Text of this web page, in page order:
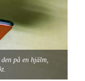
på en hjälm,